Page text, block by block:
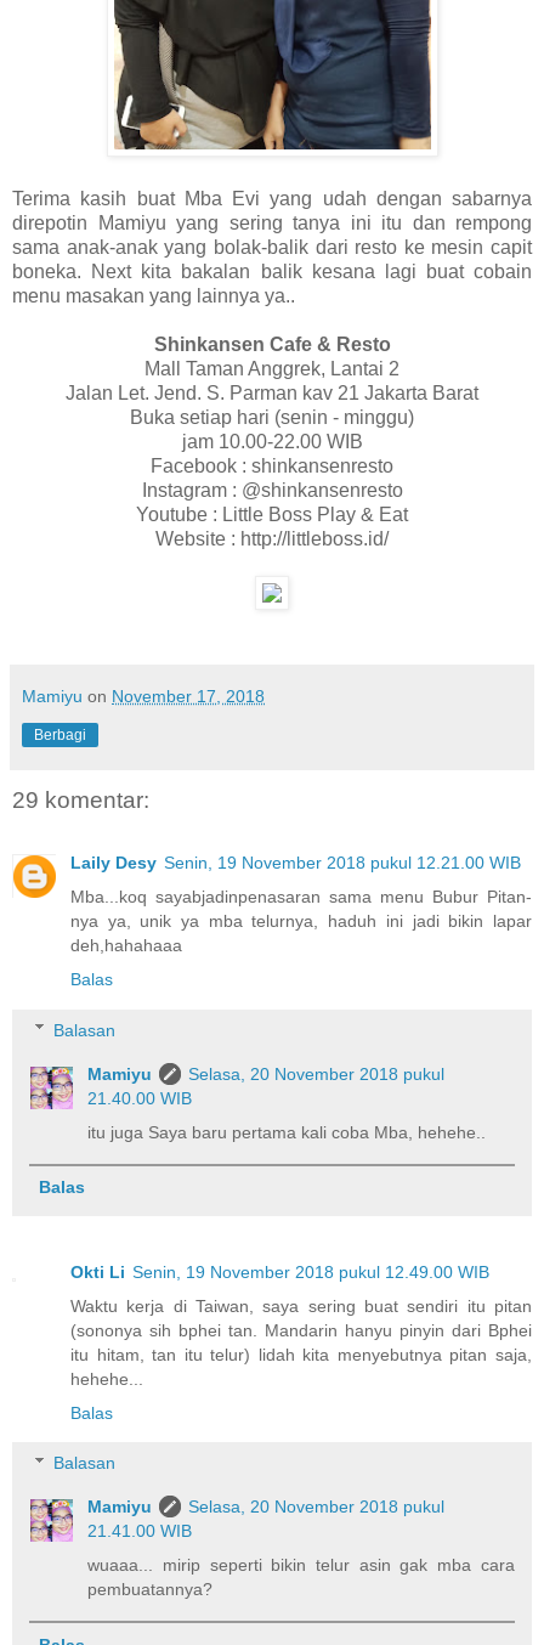
Terima kasih buat Mba Evi yang udah dengan sabarnya
direpotin Mamiyu yang sering tanya ini itu dan rempong
sama anak-anak yang bolak-balik dari resto ke mesin capit
boneka. Next kita bakalan balik kesana lagi buat cobain
menu masakan yang lainnya ya..
Shinkansen Cafe & Resto
Mall Taman Anggrek, Lantai 2
Jalan Let. Jend. S. Parman kav 21 Jakarta Barat
Buka setiap hari (senin - minggu)
jam 10.00-22.00 WIB
Facebook : shinkansenresto
Instagram : @shinkansenresto
Youtube : Little Boss Play & Eat
Website : http://littleboss.id/
Mamiyu on November 17, 2018
Berbagi
29 komentar:
Laily Desy Senin, 19 November 2018 pukul 12.21.00 WIB
Mba...koq sayabjadinpenasaran sama menu Bubur Pitan-
nya ya, unik ya mba telurnya, haduh ini jadi bikin lapar
deh,hahahaaa
Balas
Balasan
Mamiyu
Selasa, 20 November 2018 pukul
21.40.00 WIB
itu juga Saya baru pertama kali coba Mba, hehehe..
Balas
Okti Li Senin, 19 November 2018 pukul 12.49.00 WIB
Waktu kerja di Taiwan, saya sering buat sendiri itu pitan
(sononya sih bphei tan. Mandarin hanyu pinyin dari Bphei
itu hitam, tan itu telur) lidah kita menyebutnya pitan saja,
hehehe...
Balas
Balasan
Mamiyu
Selasa, 20 November 2018 pukul
21.41.00 WIB
wuaaa... mirip seperti bikin telur asin gak mba cara
pembuatannya?